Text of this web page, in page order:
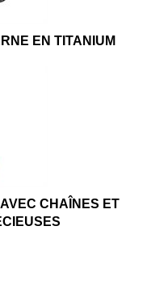
EN TITANIUM
CHAÎNES ET